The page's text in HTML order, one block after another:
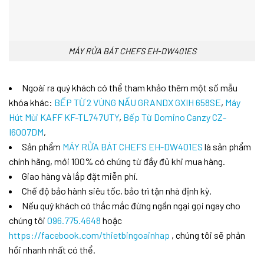
MÁY RỬA BÁT CHEFS EH-DW401ES
Ngoài ra quý khách có thể tham khảo thêm một số mẫu
khóa khác: BẾP TỪ 2 VÙNG NẤU GRANDX GXIH 658SE, Máy
Hút Mùi KAFF KF-TL747UTY, Bếp Từ Domino Canzy CZ-
I6007DM,
Sản phẩm MÁY RỬA BÁT CHEFS EH-DW401ES là sản phẩm
chính hãng, mới 100% có chứng từ đầy đủ khi mua hàng.
Giao hàng và lắp đặt miễn phí.
Chế độ bảo hành siêu tốc, bảo trì tận nhà định kỳ.
Nếu quý khách có thắc mắc đừng ngần ngại gọi ngay cho
chúng tôi 096.775.4648 hoặc
https://facebook.com/thietbingoainhap , chúng tôi sẽ phản
hồi nhanh nhất có thể.